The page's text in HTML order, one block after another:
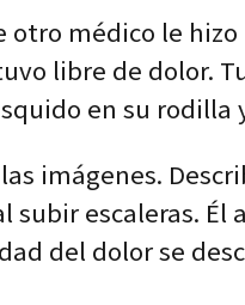
otro médico le
libre de dolor.
en su
imágenes.
subir escaleras. Él
del dolor se